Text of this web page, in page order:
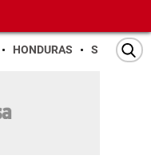
HONDURAS SAN PEDRO